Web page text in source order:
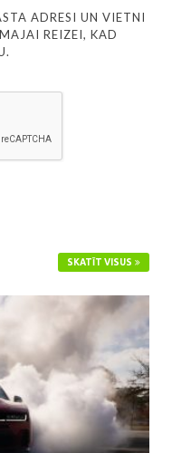
ADRESI UN VIETNI
REIZEI, KAD
SKATĪT VISUS